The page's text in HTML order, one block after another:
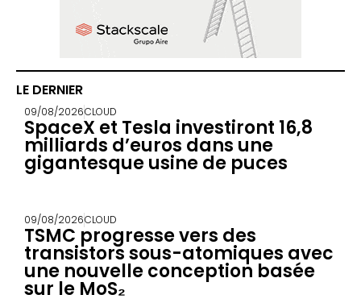
LE DERNIER
09/08/2026CLOUD
SpaceX et Tesla investiront 16,8
milliards d’euros dans une
gigantesque usine de puces
09/08/2026CLOUD
TSMC progresse vers des
transistors sous-atomiques avec
une nouvelle conception basée
sur le MoS₂